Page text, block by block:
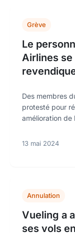
Grève
Le
Airlines
Des membres
protesté pour
amélioration de
13 mai 2024
Annulation
Vueling a
ses vols